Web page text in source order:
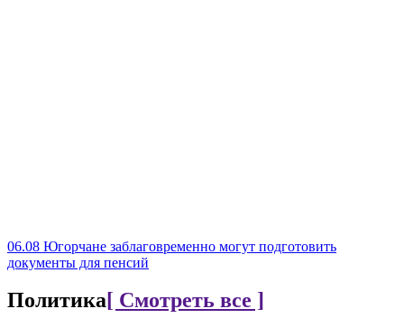
06.08 Югорчане заблаговременно могут подготовить
документы для пенсий
Политика[ Смотреть все ]